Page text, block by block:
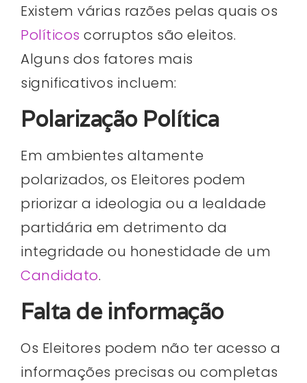
Existem várias razões pelas quais os
Políticos corruptos são eleitos.
Alguns dos fatores mais
significativos incluem:
Polarização Política
Em ambientes altamente
polarizados, os Eleitores podem
priorizar a ideologia ou a lealdade
partidária em detrimento da
integridade ou honestidade de um
Candidato.
Falta de informação
Os Eleitores podem não ter acesso a
informações precisas ou completas